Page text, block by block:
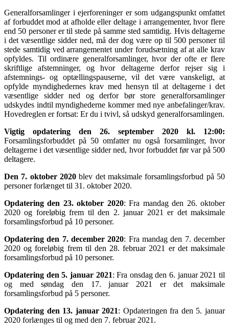
Generalforsamlinger i ejerforeninger er som udgangspunkt omfattet
af forbuddet mod at afholde eller deltage i arrangementer, hvor flere
end 50 personer er til stede på samme sted samtidig. Hvis deltagerne
i det væsentlige sidder ned, må der dog være op til 500 personer til
stede samtidig ved arrangementet under forudsætning af at alle krav
opfyldes. Til ordinære generalforsamlinger, hvor der ofte er flere
skriftlige afstemninger, og hvor deltagerne derfor rejser sig i
afstemnings- og optællingspauserne, vil det være vanskeligt, at
opfylde myndighedernes krav med hensyn til at deltagerne i det
væsentlige sidder ned og derfor bør store generalforsamlinger
udskydes indtil myndighederne kommer med nye anbefalinger/krav.
Hovedreglen er fortsat: Er du i tvivl, så udskyd generalforsamlingen.
Vigtig opdatering den 26. september 2020 kl. 12:00:
Forsamlingsforbuddet på 50 omfatter nu også forsamlinger, hvor
deltagerne i det væsentlige sidder ned, hvor forbuddet før var på 500
deltagere.
Den 7. oktober 2020 blev det maksimale forsamlingsforbud på 50
personer forlænget til 31. oktober 2020.
Opdatering den 23. oktober 2020: Fra mandag den 26. oktober
2020 og foreløbig frem til den 2. januar 2021 er det maksimale
forsamlingsforbud på 10 personer.
Opdatering den 7. december 2020: Fra mandag den 7. december
2020 og foreløbig frem til den 28. februar 2021 er det maksimale
forsamlingsforbud på 10 personer.
Opdatering den 5. januar 2021: Fra onsdag den 6. januar 2021 til
og med søndag den 17. januar 2021 er det maksimale
forsamlingsforbud på 5 personer.
Opdatering den 13. januar 2021: Opdateringen fra den 5. januar
2020 forlænges til og med den 7. februar 2021.